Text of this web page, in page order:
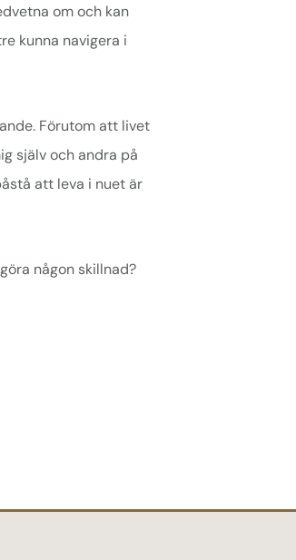
om och kan
kunna navigera i
Förutom att livet
själv och andra på
att leva i nuet är
någon skillnad?